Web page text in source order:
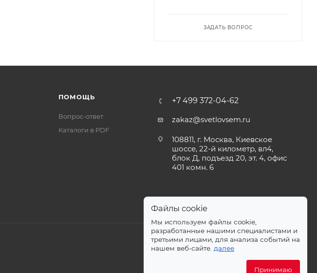
ЗАДАТЬ ВОПРОС
ПОМОЩЬ
Вопрос-ответ
Каталоги в PDF
+7 499 372-04-62
zakaz@svetlovsem.ru
108811, г. Москва, Киевское
шоссе, 22-й километр, вл4,
блок Д, подъезд 20, эт. 4, офис
401 комн. 6
Файлы cookie
Мы используем файлы cookie,
разработанные нашими специалистами и
третьими лицами, для анализа событий на
нашем веб-сайте. далее
Принимаю